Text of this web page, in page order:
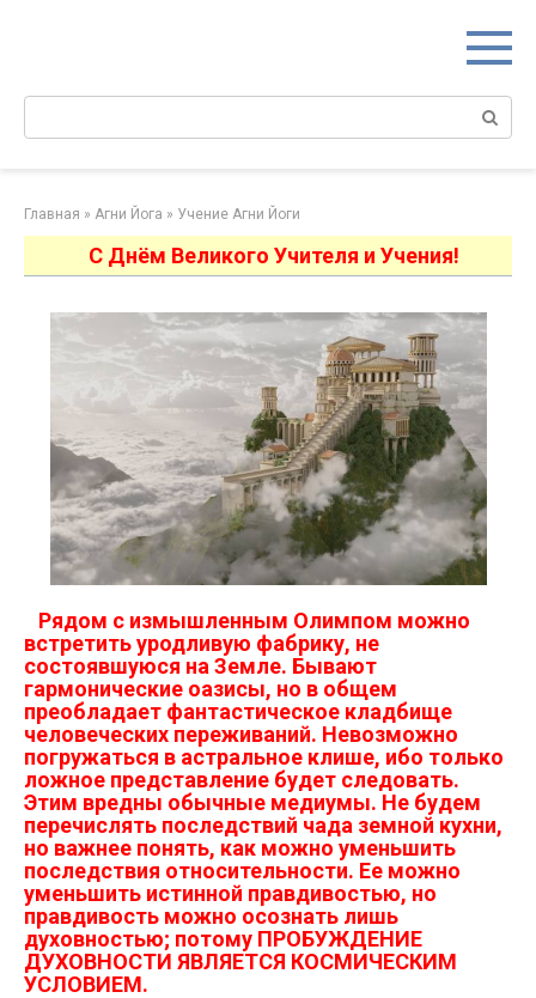
Поиск:
Главная » Агни Йога » Учение Агни Йоги
С Днём Великого Учителя и Учения!
Рядом с измышленным Олимпом можно
встретить уродливую фабрику, не
состоявшуюся на Земле. Бывают
гармонические оазисы, но в общем
преобладает фантастическое кладбище
человеческих переживаний. Невозможно
погружаться в астральное клише, ибо только
ложное представление будет следовать.
Этим вредны обычные медиумы. Не будем
перечислять последствий чада земной кухни,
но важнее понять, как можно уменьшить
последствия относительности. Ее можно
уменьшить истинной правдивостью, но
правдивость можно осознать лишь
духовностью; потому ПРОБУЖДЕНИЕ
ДУХОВНОСТИ ЯВЛЯЕТСЯ КОСМИЧЕСКИМ
УСЛОВИЕМ.